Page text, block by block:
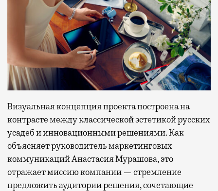
Визуальная концепция проекта построена на
контрасте между классической эстетикой русских
усадеб и инновационными решениями. Как
объясняет руководитель маркетинговых
коммуникаций Анастасия Мурашова, это
отражает миссию компании — стремление
предложить аудитории решения, сочетающие